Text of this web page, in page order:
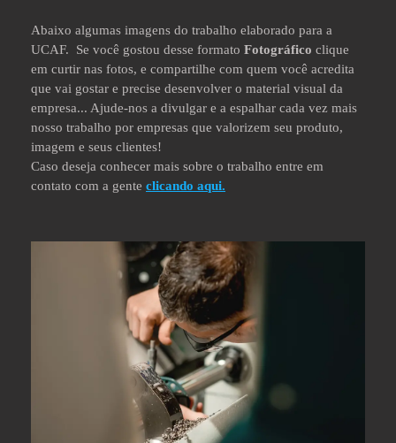
Abaixo algumas imagens do trabalho elaborado para a
UCAF. Se você gostou desse formato Fotográfico clique
em curtir nas fotos, e compartilhe com quem você acredita
que vai gostar e precise desenvolver o material visual da
empresa... Ajude-nos a divulgar e a espalhar cada vez mais
nosso trabalho por empresas que valorizem seu produto,
imagem e seus clientes!
Caso deseja conhecer mais sobre o trabalho entre em
contato com a gente clicando aqui.